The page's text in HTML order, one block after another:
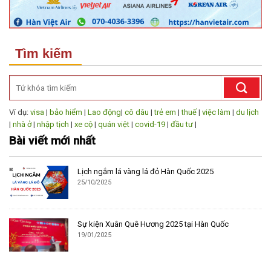
Tìm kiếm
Ví dụ: visa | bảo hiểm | Lao động| cô dâu |trẻ em |thuế | việc làm | du lịch
| nhà ở| nhập tịch | xe cộ | quán việt | covid-19 | đầu tư |
Bài viết mới nhất
Lịch ngắm lá vàng lá đỏ Hàn Quốc 2025
25/10/2025
Sự kiện Xuân Quê Hương 2025 tại Hàn Quốc
19/01/2025